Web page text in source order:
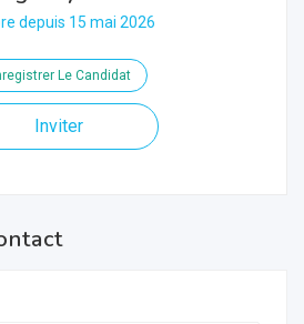
depuis 15 mai 2026
Le Candidat
Inviter